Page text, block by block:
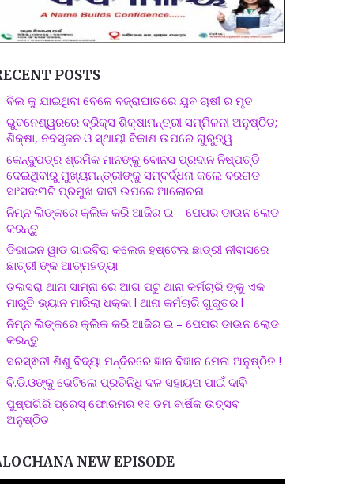
POSTS
ବିଲ କୁ ଯାଇଥିବା ବେଳେ ବଜ୍ରାଘାତରେ ଯୁବ ଚାଷୀ ର ମୃତ
ଭୁବନେଶ୍ୱରରେ ବ୍ରିକ୍ସ ଶିକ୍ଷାମନ୍ତ୍ରୀ ସମ୍ମିଳନୀ ଅନୁଷ୍ଠିତ;
ଶିକ୍ଷା, ନବସୃଜନ ଓ ସ୍ଥାୟୀ ବିକାଶ ଉପରେ ଗୁରୁତ୍ୱ
କେନ୍ଦୁପତ୍ର ଶ୍ରମିକ ମାନଙ୍କୁ ବୋନସ ପ୍ରଦାନ ନିଷ୍ପତ୍ତି
ଦେଇଥିବାରୁ ମୁଖ୍ୟମନ୍ତ୍ରୀଙ୍କୁ ସମ୍ବର୍ଦ୍ଧନା କଲେ ବରଗଡ
ସାଂସଦ:୩ଟି ପ୍ରମୁଖ ଦାବୀ ଉପରେ ଆଲୋଚନା
ନିମ୍ନ ଲିଙ୍କରେ କ୍ଲିକ କରି ଆଜିର ଇ – ପେପର ଡାଉନ ଲୋଡ
କରନ୍ତୁ
ଡିଭାଇନ ୱାଡ ଗାଇବିରା କଲେଜ ହଷ୍ଟେଲ ଛାତ୍ରୀ ନୀବାସରେ
ଛାତ୍ରୀ ଙ୍କ ଆତ୍ମହତ୍ୟା
ତଲସରା ଥାନା ସାମ୍ନା ରେ ଆଗ ପଟୁ ଥାନା କର୍ମଚାରି ଙ୍କୁ ଏକ
ମାରୁତି ଭ୍ୟାନ ମାରିଲା ଧକ୍କା l ଥାନା କର୍ମଚାରି ଗୁରୁତର l
ନିମ୍ନ ଲିଙ୍କରେ କ୍ଲିକ କରି ଆଜିର ଇ – ପେପର ଡାଉନ ଲୋଡ
କରନ୍ତୁ
ସରସ୍ଵତୀ ଶିଶୁ ବିଦ୍ୟା ମନ୍ଦିରରେ ଜ୍ଞାନ ବିଜ୍ଞାନ ମେଳା ଅନୁଷ୍ଠିତ !
ବି.ଡି.ଓଙ୍କୁ ଭେଟିଲେ ପ୍ରତିନିଧି ଦଳ ସହାୟତା ପାଇଁ ଦାବି
ପୁଷ୍ପଗିରି ପ୍ରେସ୍ ଫୋରମର ୧୧ ତମ ବାର୍ଷିକ ଉତ୍ସବ
ଅନୁଷ୍ଠିତ
NEW EPISODE